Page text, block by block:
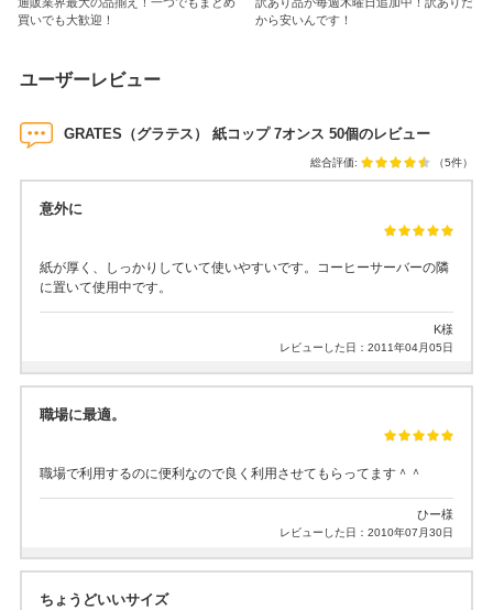
買いでも大歓迎！
から安いんです！
ユーザーレビュー
GRATES（グラテス） 紙コップ 7オンス 50個のレビュー
総合評価: （5件）
意外に
紙が厚く、しっかりしていて使いやすいです。コーヒーサーバーの隣
に置いて使用中です。
K様
レビューした日：2011年04月05日
職場に最適。
職場で利用するのに便利なので良く利用させてもらってます＾＾
ひー様
レビューした日：2010年07月30日
ちょうどいいサイズ